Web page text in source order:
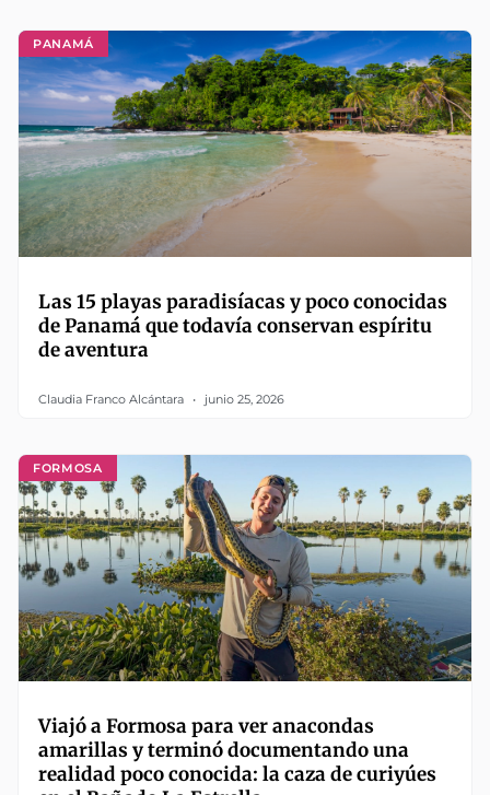
PANAMÁ
Las 15 playas paradisíacas y poco conocidas
de Panamá que todavía conservan espíritu
de aventura
Claudia Franco Alcántara junio 25, 2026
FORMOSA
Viajó a Formosa para ver anacondas
amarillas y terminó documentando una
realidad poco conocida: la caza de curiyúes